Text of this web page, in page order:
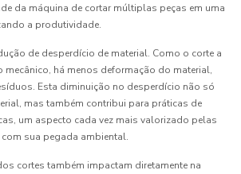
da máquina de cortar múltiplas peças em uma
a produtividade.
de desperdício de material. Como o corte a
mecânico, há menos deformação do material,
Esta diminuição no desperdício não só
mas também contribui para práticas de
um aspecto cada vez mais valorizado pelas
sua pegada ambiental.
cortes também impactam diretamente na